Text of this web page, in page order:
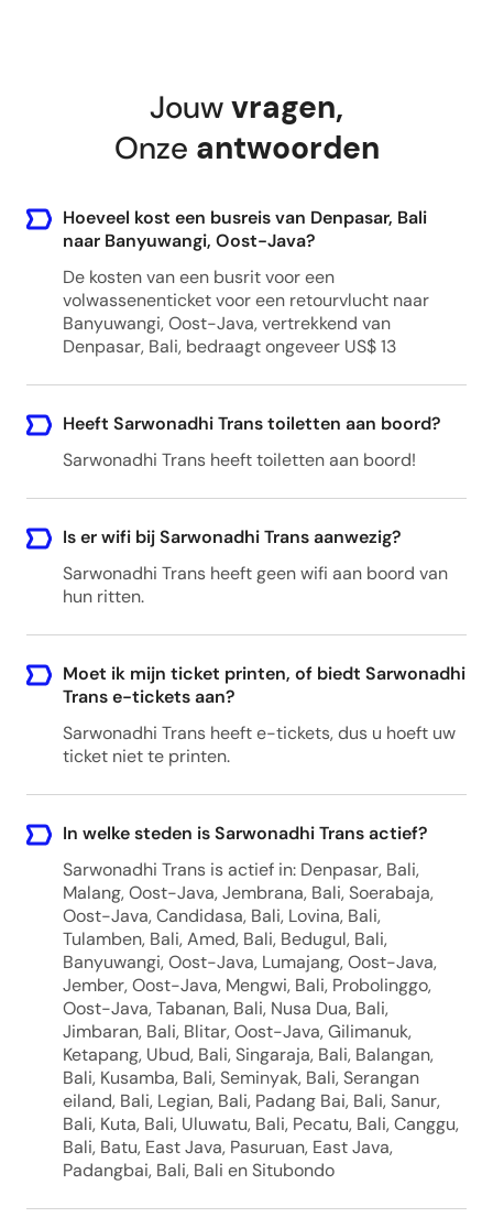
Jouwvragen,
Onze antwoorden
Hoeveel kost een busreis van Denpasar, Bali
naar Banyuwangi, Oost-Java?
De kosten van een busrit voor een
volwassenenticket voor een retourvlucht naar
Banyuwangi, Oost-Java, vertrekkend van
Denpasar, Bali, bedraagt ongeveer US$ 13
Heeft Sarwonadhi Trans toiletten aan boord?
Sarwonadhi Trans heeft toiletten aan boord!
Is er wifi bij Sarwonadhi Trans aanwezig?
Sarwonadhi Trans heeft geen wifi aan boord van
hun ritten.
Moet ik mijn ticket printen, of biedt Sarwonadhi
Trans e-tickets aan?
Sarwonadhi Trans heeft e-tickets, dus u hoeft uw
ticket niet te printen.
In welke steden is Sarwonadhi Trans actief?
Sarwonadhi Trans is actief in: Denpasar, Bali,
Malang, Oost-Java, Jembrana, Bali, Soerabaja,
Oost-Java, Candidasa, Bali, Lovina, Bali,
Tulamben, Bali, Amed, Bali, Bedugul, Bali,
Banyuwangi, Oost-Java, Lumajang, Oost-Java,
Jember, Oost-Java, Mengwi, Bali, Probolinggo,
Oost-Java, Tabanan, Bali, Nusa Dua, Bali,
Jimbaran, Bali, Blitar, Oost-Java, Gilimanuk,
Ketapang, Ubud, Bali, Singaraja, Bali, Balangan,
Bali, Kusamba, Bali, Seminyak, Bali, Serangan
eiland, Bali, Legian, Bali, Padang Bai, Bali, Sanur,
Bali, Kuta, Bali, Uluwatu, Bali, Pecatu, Bali, Canggu,
Bali, Batu, East Java, Pasuruan, East Java,
Padangbai, Bali, Bali en Situbondo